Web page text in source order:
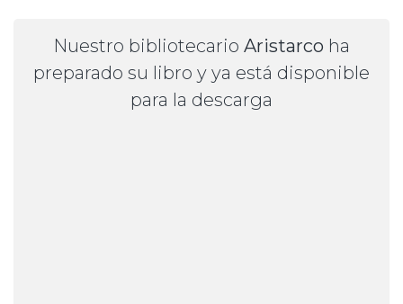
Nuestro bibliotecario Aristarco ha
preparado su libro y ya está disponible
para la descarga